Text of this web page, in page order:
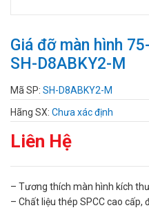
Giá đỡ màn hình
SH-D8ABKY2-M
Mã SP: SH-D8ABKY2-M
Hãng SX: Chưa xác định
Liên Hệ
– Tương thích màn hình kích
– Chất liệu thép SPCC cao cấp,